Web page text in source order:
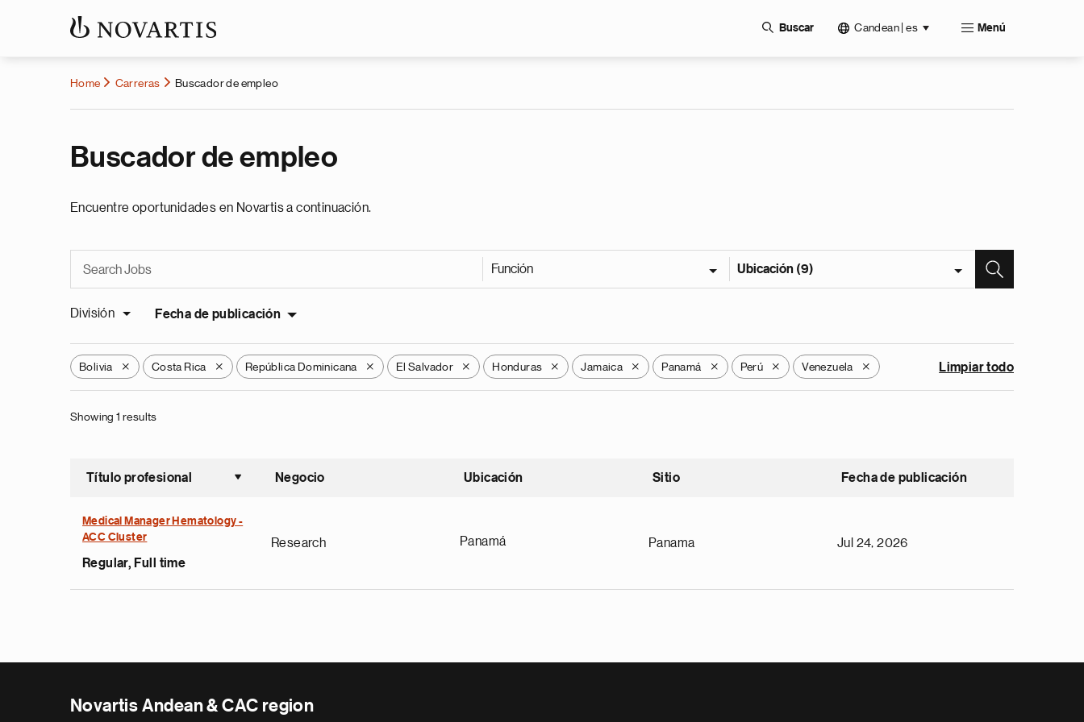
Buscar Candean | es Menú
Home Carreras Buscador de empleo
Buscador de empleo
Encuentre oportunidades en Novartis a continuación.
Función Ubicación (9)
División Fecha de publicación
Bolivia X Costa Rica X República Dominicana X El Salvador X Honduras X Jamaica X Panamá X Perú X Venezuela X Limpiar todo
Showing 1 results
Título profesional
Ordenar ascendente
Negocio Ubicación Sitio Fecha de publicación
Medical Manager Hematology -
ACC Cluster
Regular, Full time
Research Panamá Panama Jul 24, 2026
Novartis Andean & CAC region